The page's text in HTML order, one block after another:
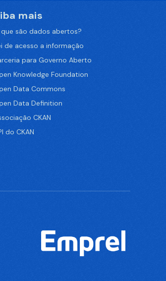
mais
são dados abertos?
de acesso a informação
para Governo Aberto
Knowledge Foundation
Data Commons
Data Definition
CKAN
do CKAN